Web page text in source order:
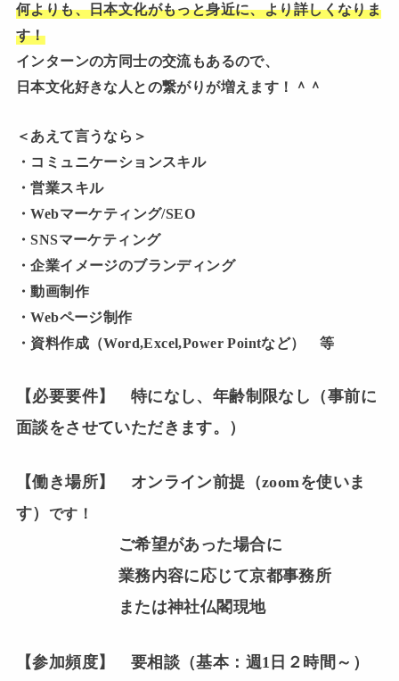
何よりも、日本文化がもっと身近に、より詳しくなりま
す！
インターンの方同士の交流もあるので、
日本文化好きな人との繋がりが増えます！＾＾
＜あえて言うなら＞
・コミュニケーションスキル
・営業スキル
・Webマーケティング/SEO
・SNSマーケティング
・企業イメージのブランディング
・動画制作
・Webページ制作
・資料作成（Word,Excel,Power Pointなど） 等
【必要要件】 特になし、年齢制限なし（事前に
面談をさせていただきます。）
【働き場所】 オンライン前提（zoomを使いま
す） です！
ご希望があった場合に
業務内容に応じて京都事務所
または神社仏閣現地
【参加頻度】 要相談（基本：週1日２時間～）